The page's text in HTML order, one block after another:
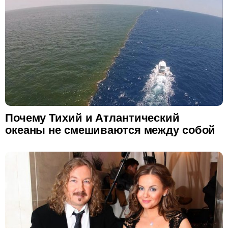
Почему Тихий и Атлантический
океаны не смешиваются между собой